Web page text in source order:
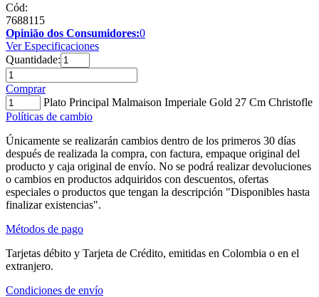
Cód:
7688115
Opinião dos Consumidores:0
Ver Especificaciones
Quantidade:
Comprar
Plato Principal Malmaison Imperiale Gold 27 Cm Christofle
Políticas de cambio
Únicamente se realizarán cambios dentro de los primeros 30 días
después de realizada la compra, con factura, empaque original del
producto y caja original de envío. No se podrá realizar devoluciones
o cambios en productos adquiridos con descuentos, ofertas
especiales o productos que tengan la descripción "Disponibles hasta
finalizar existencias".
Métodos de pago
Tarjetas débito y Tarjeta de Crédito, emitidas en Colombia o en el
extranjero.
Condiciones de envío